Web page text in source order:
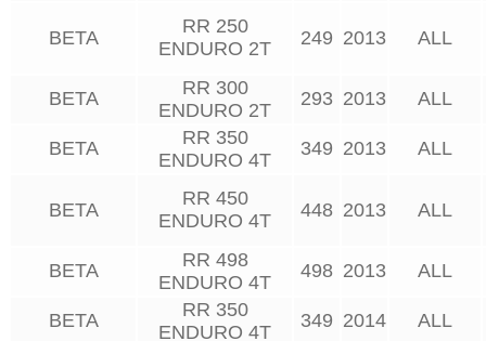
BETA
RR 250
ENDURO 2T
249 2013 ALL
BETA
RR 300
ENDURO 2T
293 2013 ALL
BETA
RR 350
ENDURO 4T
349 2013 ALL
BETA
RR 450
ENDURO 4T
448 2013 ALL
BETA
RR 498
ENDURO 4T
498 2013 ALL
BETA
RR 350
ENDURO 4T
349 2014 ALL